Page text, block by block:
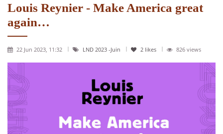
Louis Reynier - Make America great
again…
22 Jun 2023, 11:32 LND 2023 -Juin 2 likes 826 views